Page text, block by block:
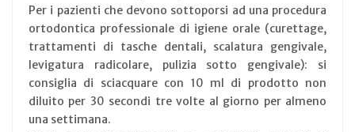
Per i pazienti che devono sottoporsi ad una procedura
ortodontica professionale di igiene orale (curettage,
trattamenti di tasche dentali, scalatura gengivale,
levigatura radicolare, pulizia sotto gengivale): si
consiglia di sciacquare con 10 ml di prodotto non
diluito per 30 secondi tre volte al giorno per almeno
una settimana.